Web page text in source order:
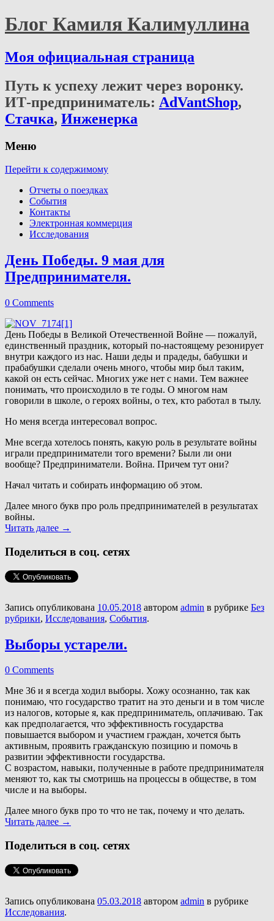
Блог Камиля Калимуллина
Моя официальная страница
Путь к успеху лежит через воронку.
ИТ-предприниматель: AdVantShop,
Стачка, Инженерка
Меню
Перейти к содержимому
Отчеты о поездках
События
Контакты
Электронная коммерция
Исследования
День Победы. 9 мая для
Предпринимателя.
0 Comments
День Победы в Великой Отечественной Войне — пожалуй,
единственный праздник, который по-настоящему резонирует
внутри каждого из нас. Наши деды и прадеды, бабушки и
прабабушки сделали очень много, чтобы мир был таким,
какой он есть сейчас. Многих уже нет с нами. Тем важнее
понимать, что происходило в те годы. О многом нам
говорили в школе, о героях войны, о тех, кто работал в тылу.
Но меня всегда интересовал вопрос.
Мне всегда хотелось понять, какую роль в результате войны
играли предприниматели того времени? Были ли они
вообще? Предприниматели. Война. Причем тут они?
Начал читать и собирать информацию об этом.
Далее много букв про роль предпринимателей в результатах
войны.
Читать далее →
Поделиться в соц. сетях
Запись опубликована 10.05.2018 автором admin в рубрике Без
рубрики, Исследования, События.
Выборы устарели.
0 Comments
Мне 36 и я всегда ходил выборы. Хожу осознанно, так как
понимаю, что государство тратит на это деньги и в том числе
из налогов, которые я, как предприниматель, оплачиваю. Так
как предполагается, что эффективность государства
повышается выбором и участием граждан, хочется быть
активным, проявить гражданскую позицию и помочь в
развитии эффективности государства.
С возрастом, навыки, полученные в работе предпринимателя
меняют то, как ты смотришь на процессы в обществе, в том
числе и на выборы.
Далее много букв про то что не так, почему и что делать.
Читать далее →
Поделиться в соц. сетях
Запись опубликована 05.03.2018 автором admin в рубрике
Исследования.